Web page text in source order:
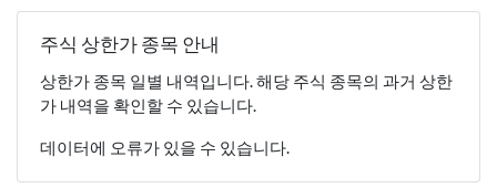
주식 상한가 종목 안내
상한가 종목 일별 내역입니다. 해당 주식 종목의 과거 상한
가 내역을 확인할 수 있습니다.
데이터에 오류가 있을 수 있습니다.